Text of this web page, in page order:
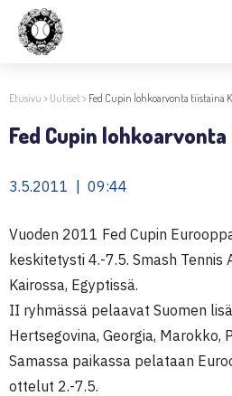
Etusivu > Uutiset> Fed Cupin lohkoarvonta tiistaina
Fed Cupin
3.5.2011 | 09:44
Vuoden 2011 Fed Cupin
keskitetysti 4.-7.5. Smash Tennis
Kairossa, Egyptissä.
II ryhmässä pelaavat Suomen
Hertsegovina, Georgia, Marokko,
Samassa paikassa pelataan
ottelut 2.-7.5.